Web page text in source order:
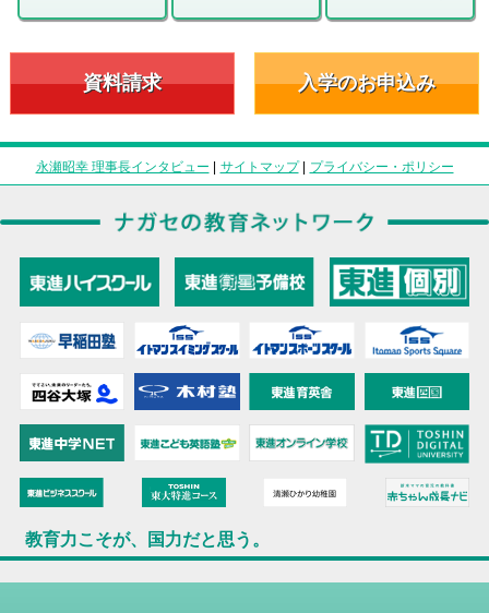
資料請求 入学のお申込み
永瀬昭幸 理事長インタビュー | サイトマップ| プライバシー・ポリシー
教育力こそが、国力だと思う。